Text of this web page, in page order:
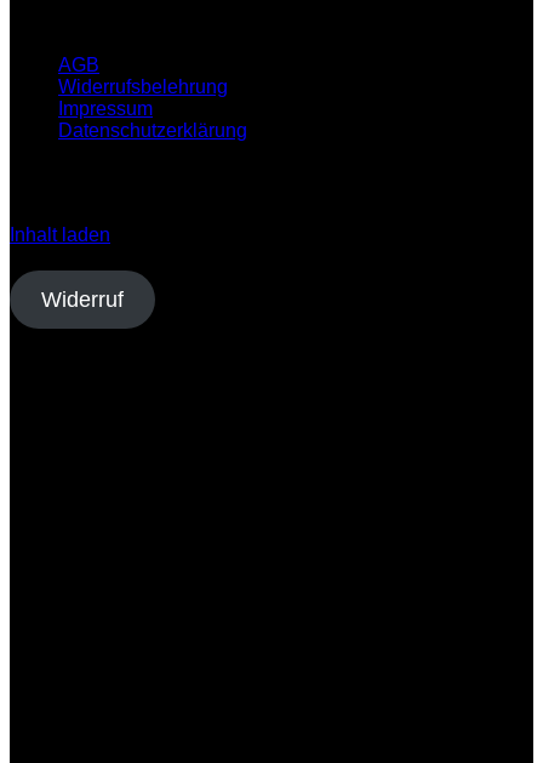
AGB
Widerrufsbelehrung
Impressum
Datenschutzerklärung
Inhalt laden
Vertrag widerrufen
Widerruf